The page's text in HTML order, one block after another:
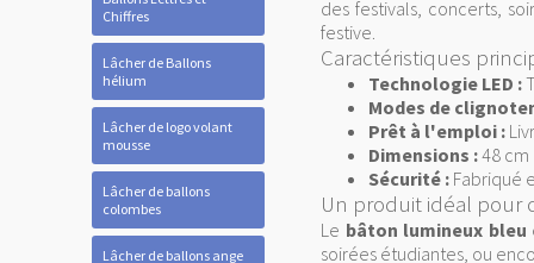
Chiffres
Lâcher de Ballons
hélium
Lâcher de logo volant
mousse
Lâcher de ballons
colombes
Lâcher de ballons ange
des festivals, concerts,
festive.
Caractéristiques
Technologie LED :
Modes de
Prêt à l'emploi :
Dimensions :48
Sécurité : Fabriqué
Un produit idéal pour
Le bâton lumineux bleu
soirées étudiantes, ou